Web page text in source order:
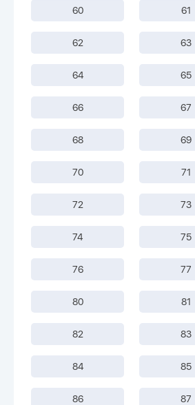
60 61
62 63
64 65
66 67
68 69
70 71
72 73
74 75
76 77
80 81
82 83
84 85
86 87